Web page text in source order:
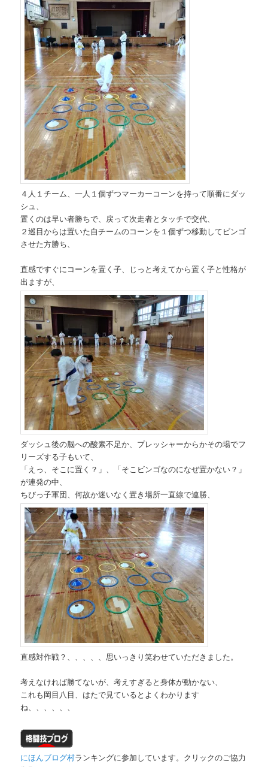
４人１チーム、一人１個ずつマーカーコーンを持って順番にダッ
シュ、
置くのは早い者勝ちで、戻って次走者とタッチで交代、
２巡目からは置いた自チームのコーンを１個ずつ移動してビンゴ
させた方勝ち、
直感ですぐにコーンを置く子、じっと考えてから置く子と性格が
出ますが、
ダッシュ後の脳への酸素不足か、プレッシャーからかその場でフ
リーズする子もいて、
「えっ、そこに置く？」、「そこビンゴなのになぜ置かない？」
が連発の中、
ちびっ子軍団、何故か迷いなく置き場所一直線で連勝、
直感対作戦？、、、、、思いっきり笑わせていただきました。
考えなければ勝てないが、考えすぎると身体が動かない、
これも岡目八目、はたで見ているとよくわかります
ね、、、、、、
にほんブログ村ランキングに参加しています。クリックのご協力